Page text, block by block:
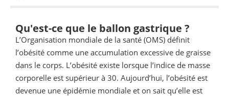
Qu'est-ce que le ballon gastrique ?
L’Organisation mondiale de la santé (OMS) définit
l’obésité comme une accumulation excessive de graisse
dans le corps. L’obésité existe lorsque l’indice de masse
corporelle est supérieur à 30. Aujourd’hui, l’obésité est
devenue une épidémie mondiale et on sait qu’elle est